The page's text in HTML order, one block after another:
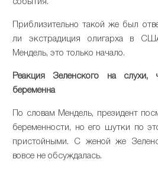
события.
Приблизительно такой же был
ли экстрадиция олигарха в
Мендель, это только начало.
Реакция Зеленского на
беременна
По словам Мендель, президент
беременности, но его шутки по
пристойными. С женой же
вовсе не обсуждалась.